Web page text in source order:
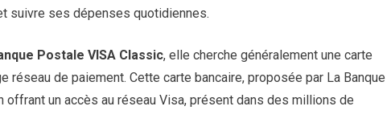
suivre ses dépenses quotidiennes.
Postale VISA Classic, elle cherche généralement une carte
réseau de paiement. Cette carte bancaire, proposée par La Banque
un accès au réseau Visa, présent dans des millions de